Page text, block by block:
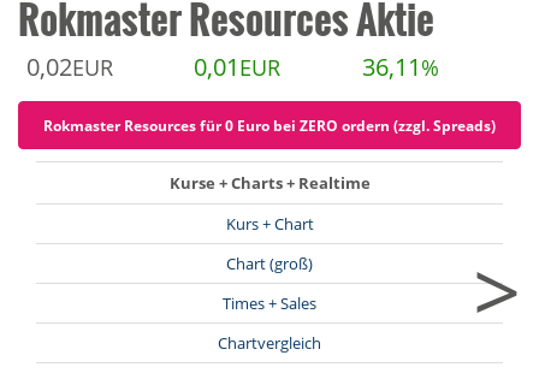
Rokmaster Resources Aktie
0,02EUR 0,01 EUR 36,11 %
Rokmaster Resources für 0 Euro bei ZERO ordern (zzgl. Spreads)
Kurse + Charts + Realtime
Kurs + Chart
Chart (groß)
Times + Sales
Chartvergleich
>